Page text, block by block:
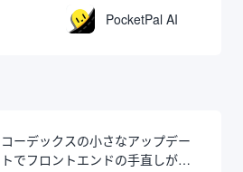
PocketPal AI
コーデックスの小さなアップデー
トでフロントエンドの手直しが半